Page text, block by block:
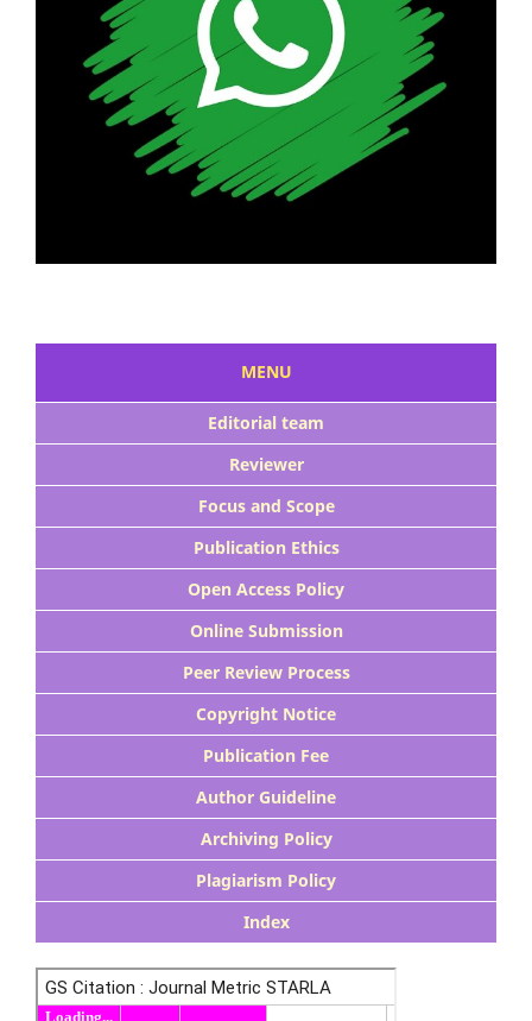
MENU
Editorial team
Reviewer
Focus and Scope
Publication Ethics
Open Access Policy
Online Submission
Peer Review Process
Copyright Notice
Publication Fee
Author Guideline
Archiving Policy
Plagiarism Policy
Index